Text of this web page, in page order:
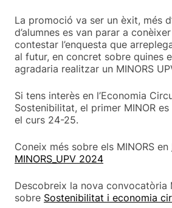
La promoció va ser un èxit, més
d’alumnes es van parar a
contestar l’enquesta que
al futur, en concret sobre quines
agradaria realitzar un MINORS
Si tens interès en l’Economia
Sostenibilitat, el primer MINOR
el curs 24-25.
Coneix més sobre els MINORS en
MINORS_UPV 2024
Descobreix la nova convocatòria
sobre Sostenibilitat i economia